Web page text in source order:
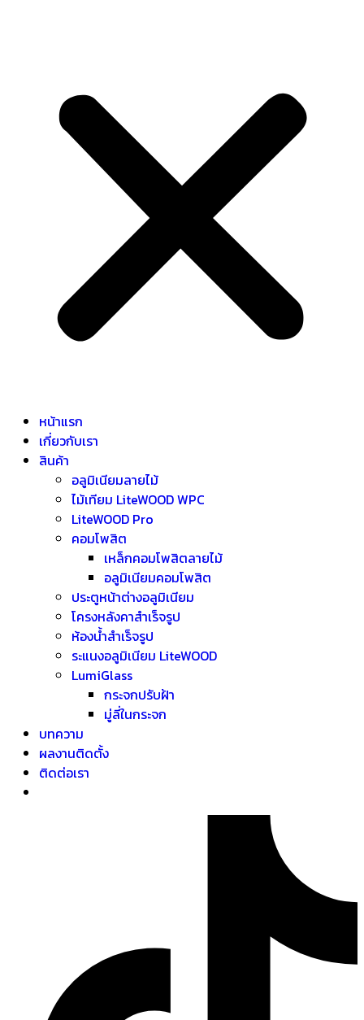
หน้าแรก
เกี่ยวกับเรา
สินค้า
อลูมิเนียมลายไม้
ไม้เทียม LiteWOOD WPC
LiteWOOD Pro
คอมโพสิต
เหล็กคอมโพสิตลายไม้
อลูมิเนียมคอมโพสิต
ประตูหน้าต่างอลูมิเนียม
โครงหลังคาสำเร็จรูป
ห้องน้ำสำเร็จรูป
ระแนงอลูมิเนียม LiteWOOD
LumiGlass
กระจกปรับฝ้า
มู่ลี่ในกระจก
บทความ
ผลงานติดตั้ง
ติดต่อเรา